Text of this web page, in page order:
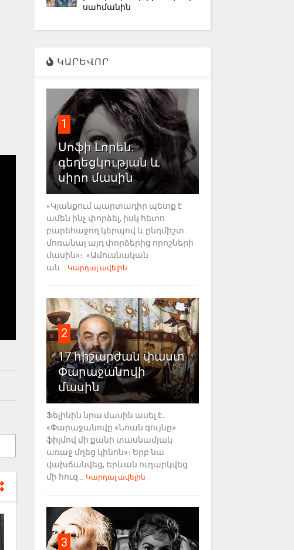
սահմանին
ԿԱՐԵՎՈՐ
1
Սոֆի Լորեն.
գեղեցկության և
սիրո մասին
«Կյանքում պարտադիր պետք է
ամեն ինչ փորձել, իսկ հետո
բարեհաջող կերպով և ընդմիշտ
մոռանալ այդ փորձերից որոշների
մասին»։ «Ամուսնական
ան...
Կարդալ ավելին
2
17 հիշարժան փաստ
Փարաջանովի
մասին
Ֆելինին նրա մասին ասել է․
«Փարաջանովը «Նռան գույնը»
ֆիլմով մի քանի տասնամյակ
առաջ մղեց կինոն»։ Երբ նա
վախճանվեց, Երևան ուղարկվեց
մի հուզ...
Կարդալ ավելին
3